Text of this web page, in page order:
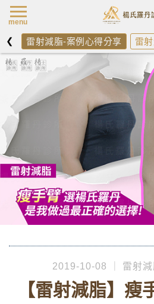
❮ 雷射減脂-案例心得分享 雷
2019-10-08 雷射減
【雷射減脂】瘦
menu